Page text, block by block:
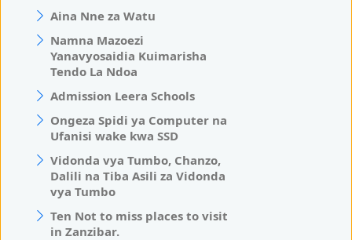
Aina Nne za Watu
Namna Mazoezi
Yanavyosaidia Kuimarisha
Tendo La Ndoa
Admission Leera Schools
Ongeza Spidi ya Computer na
Ufanisi wake kwa SSD
Vidonda vya Tumbo, Chanzo,
Dalili na Tiba Asili za Vidonda
vya Tumbo
Ten Not to miss places to visit
in Zanzibar.